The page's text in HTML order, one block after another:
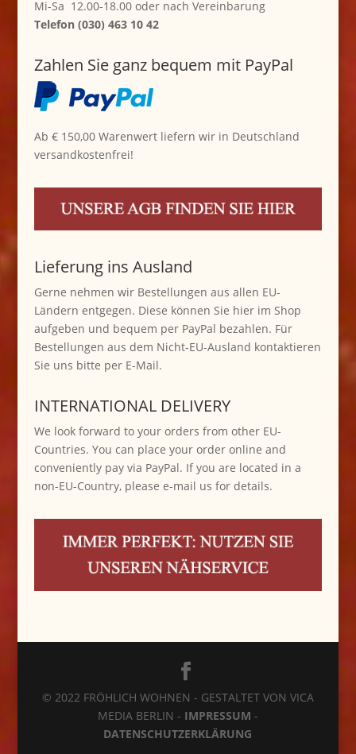
Mi-Sa 12.00-18.00 oder nach Vereinbarung
Telefon (030) 463 10 42
Zahlen Sie ganz bequem mit PayPal
Ab € 150,00 Warenwert liefern wir in Deutschland
versandkostenfrei!
Lieferung ins Ausland
Gerne nehmen wir Bestellungen aus allen EU-
Ländern entgegen. Diese können Sie hier im Shop
aufgeben und bequem per PayPal bezahlen. Für
Bestellungen aus dem Nicht-EU-Ausland kontaktieren
Sie uns bitte per E-Mail.
INTERNATIONAL DELIVERY
We look forward to your orders from other EU-
Countries. You can place your order online and
conveniently pay via PayPal. If you are located in a
non-EU-Country, please e-mail us for details.
© 2022 FRÖHLICH WOHNEN - GESTALTET VON VICA
MEDIA BERLIN - IMPRESSUM -
DATENSCHUTZERKLÄRUNG